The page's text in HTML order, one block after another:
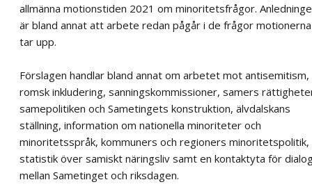
allmänna motionstiden 2021 om minoritetsfrågor.
är bland annat att arbete redan pågår i de frågor motionerna
tar upp.
Förslagen handlar bland annat om arbetet mot antisemitism,
romsk inkludering, sanningskommissioner, samers
samepolitiken och Sametingets konstruktion, älvdalskans
ställning, information om nationella minoriteter och
minoritetsspråk, kommuners och regioners minoritetspolitik,
statistik över samiskt näringsliv samt en kontaktyta för
mellan Sametinget och riksdagen.